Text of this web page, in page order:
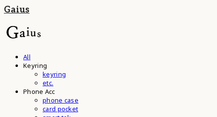
Gaius
All
Keyring
keyring
etc.
Phone Acc
phone case
card pocket